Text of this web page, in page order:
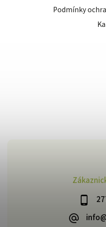
Podmínky